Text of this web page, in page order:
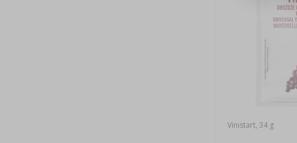
Vinistart, 34 g